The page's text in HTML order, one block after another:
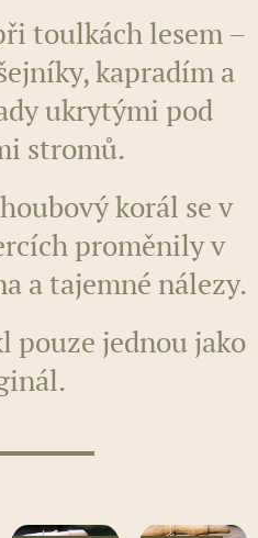
toulkách lesem –
kapradím a
ukrytými pod
stromů.
korál se v
proměnily v
a tajemné nálezy.
pouze jednou jako